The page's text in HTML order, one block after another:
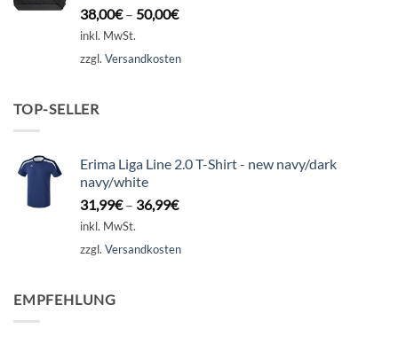
38,00€– 50,00€
inkl. MwSt.
zzgl. Versandkosten
TOP-SELLER
Erima Liga Line 2.0 T-Shirt - new navy/dark
navy/white
31,99€– 36,99€
inkl. MwSt.
zzgl. Versandkosten
EMPFEHLUNG